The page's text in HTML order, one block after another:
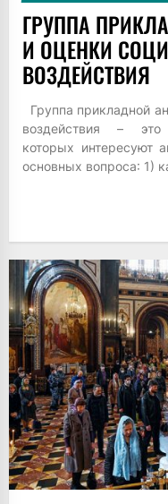
ГРУППА
И ОЦЕНКИ
ВОЗДЕЙСТВИЯ
Группа прикладной
воздействия – это
которых интересуют
основных вопроса: 1)